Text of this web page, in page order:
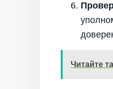
Читайте